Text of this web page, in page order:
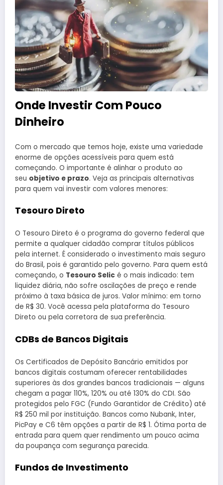
Onde Investir Com Pouco
Dinheiro
Com o mercado que temos hoje, existe uma variedade
enorme de opções acessíveis para quem está
começando. O importante é alinhar o produto ao
seu objetivo e prazo. Veja as principais alternativas
para quem vai investir com valores menores:
Tesouro Direto
O Tesouro Direto é o programa do governo federal que
permite a qualquer cidadão comprar títulos públicos
pela internet. É considerado o investimento mais seguro
do Brasil, pois é garantido pelo governo. Para quem está
começando, o Tesouro Selic é o mais indicado: tem
liquidez diária, não sofre oscilações de preço e rende
próximo à taxa básica de juros. Valor mínimo: em torno
de R$ 30. Você acessa pela plataforma do Tesouro
Direto ou pela corretora de sua preferência.
CDBs de Bancos Digitais
Os Certificados de Depósito Bancário emitidos por
bancos digitais costumam oferecer rentabilidades
superiores às dos grandes bancos tradicionais — alguns
chegam a pagar 110%, 120% ou até 130% do CDI. São
protegidos pelo FGC (Fundo Garantidor de Crédito) até
R$ 250 mil por instituição. Bancos como Nubank, Inter,
PicPay e C6 têm opções a partir de R$ 1. Ótima porta de
entrada para quem quer rendimento um pouco acima
da poupança com segurança parecida.
Fundos de Investimento